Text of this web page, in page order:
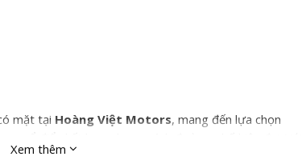
mặt tại Hoàng Việt Motors, mang đến lựa chọn
350cc bứt phá và loạt công nghệ an toàn tiên tiến,
Xem thêm